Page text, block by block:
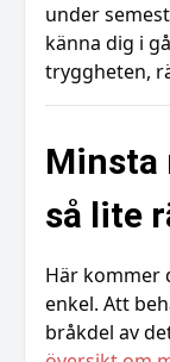
under
känna dig i
tryggheten,
Minsta
så lite
Här kommer
enkel. Att
bråkdel av